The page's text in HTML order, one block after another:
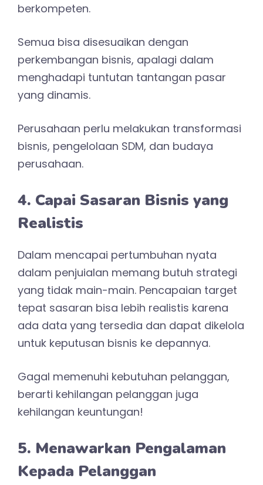
berkompeten.
Semua bisa disesuaikan dengan
perkembangan bisnis, apalagi dalam
menghadapi tuntutan tantangan pasar
yang dinamis.
Perusahaan perlu melakukan transformasi
bisnis, pengelolaan SDM, dan budaya
perusahaan.
4. Capai Sasaran Bisnis yang
Realistis
Dalam mencapai pertumbuhan nyata
dalam penjuialan memang butuh strategi
yang tidak main-main. Pencapaian target
tepat sasaran bisa lebih realistis karena
ada data yang tersedia dan dapat dikelola
untuk keputusan bisnis ke depannya.
Gagal memenuhi kebutuhan pelanggan,
berarti kehilangan pelanggan juga
kehilangan keuntungan!
5. Menawarkan Pengalaman
Kepada Pelanggan